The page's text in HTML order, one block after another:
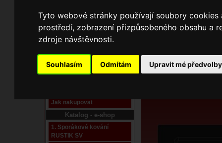
Tyto webové stránky používají soubory
prostředí, zobrazení přizpůsobeného obsahu a
zdroje návštěvnosti.
Souhlasím Odmítám Upravit mé předvolby
Domů Kontakty Přihlášení Ke
Pracoviště laser
Nové pracoviště firmy
Jak nakupovat
Katalog - e-shop
1. Sporákové kování
RUSTIK SV
E-shop JOKR